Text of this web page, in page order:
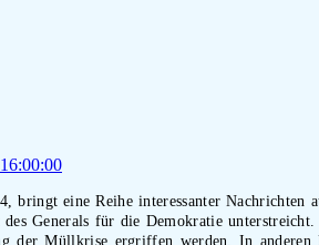
bringt eine Reihe interessanter
Generals für die Demokratie
der Müllkrise ergriffen werden. In